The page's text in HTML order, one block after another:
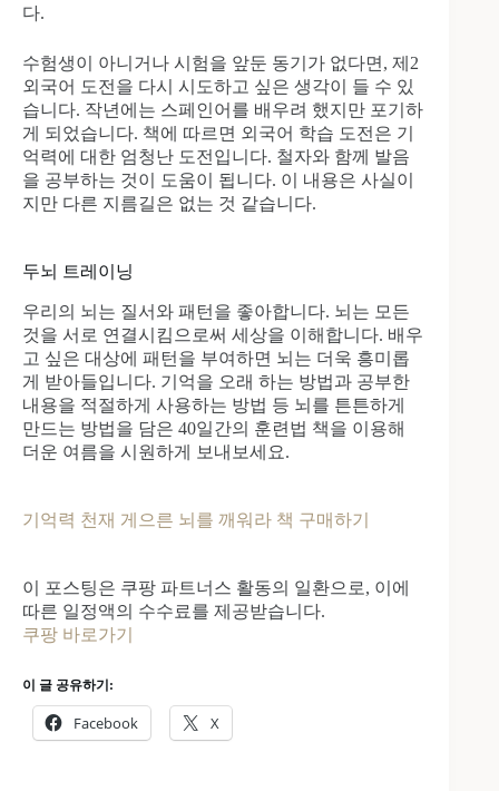
다.
수험생이 아니거나 시험을 앞둔 동기가 없다면, 제2
외국어 도전을 다시 시도하고 싶은 생각이 들 수 있
습니다. 작년에는 스페인어를 배우려 했지만 포기하
게 되었습니다. 책에 따르면 외국어 학습 도전은 기
억력에 대한 엄청난 도전입니다. 철자와 함께 발음
을 공부하는 것이 도움이 됩니다. 이 내용은 사실이
지만 다른 지름길은 없는 것 같습니다.
두뇌 트레이닝
우리의 뇌는 질서와 패턴을 좋아합니다. 뇌는 모든
것을 서로 연결시킴으로써 세상을 이해합니다. 배우
고 싶은 대상에 패턴을 부여하면 뇌는 더욱 흥미롭
게 받아들입니다. 기억을 오래 하는 방법과 공부한
내용을 적절하게 사용하는 방법 등 뇌를 튼튼하게
만드는 방법을 담은 40일간의 훈련법 책을 이용해
더운 여름을 시원하게 보내보세요.
기억력 천재 게으른 뇌를 깨워라 책 구매하기
이 포스팅은 쿠팡 파트너스 활동의 일환으로, 이에
따른 일정액의 수수료를 제공받습니다.
쿠팡 바로가기
이 글 공유하기:
Facebook X